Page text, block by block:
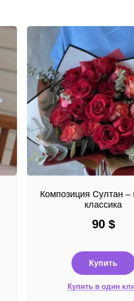
Композиция Султан –
классика
90 $
Купить
Купить в один